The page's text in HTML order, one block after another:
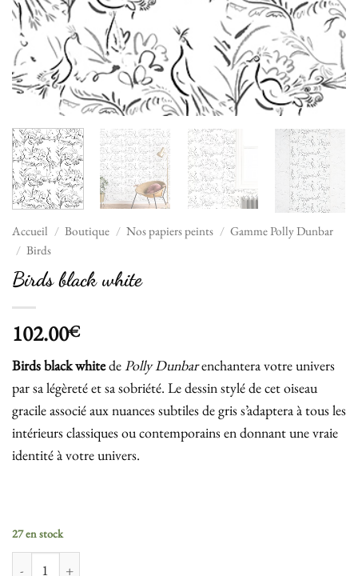
Accueil / Boutique / Nos papiers peints / Gamme Polly Dunbar
/ Birds
Birds black white
102.00€
Birds black whitedePolly Dunbarenchantera votre univers
par sa légèreté et sa sobriété. Le dessin stylé de cet oiseau
gracile associé aux nuances subtiles de gris s’adaptera à tous les
intérieurs classiques ou contemporains en donnant une vraie
identité à votre univers.
27 en stock